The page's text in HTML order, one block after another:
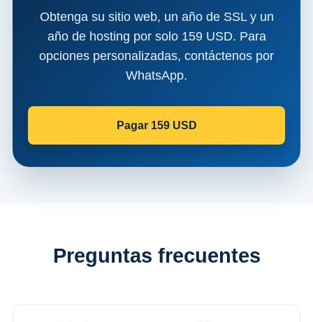
Obtenga su sitio web, un año de SSL y un
año de hosting por solo 159 USD. Para
opciones personalizadas, contáctenos por
WhatsApp.
Pagar 159 USD
Preguntas frecuentes